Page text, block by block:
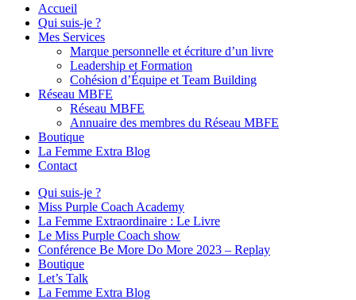
Accueil
Qui suis-je ?
Mes Services
Marque personnelle et écriture d’un livre
Leadership et Formation
Cohésion d’Équipe et Team Building
Réseau MBFE
Réseau MBFE
Annuaire des membres du Réseau MBFE
Boutique
La Femme Extra Blog
Contact
Qui suis-je ?
Miss Purple Coach Academy
La Femme Extraordinaire : Le Livre
Le Miss Purple Coach show
Conférence Be More Do More 2023 – Replay
Boutique
Let’s Talk
La Femme Extra Blog